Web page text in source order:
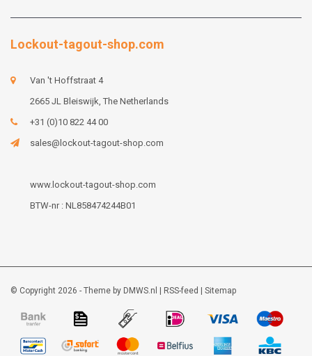
Lockout-tagout-shop.com
Van 't Hoffstraat 4
2665 JL Bleiswijk, The Netherlands
+31 (0)10 822 44 00
sales@lockout-tagout-shop.com
www.lockout-tagout-shop.com
BTW-nr : NL858474244B01
© Copyright 2026 - Theme by DMWS.nl RSS-feed Sitemap